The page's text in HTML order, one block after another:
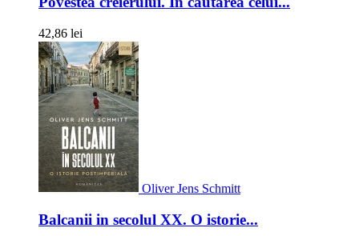
42,86 lei
Oliver Jens Schmitt
Balcanii in secolul XX. O istorie...